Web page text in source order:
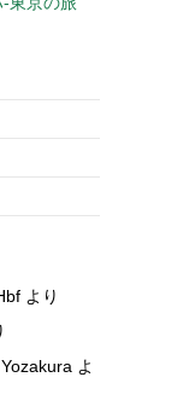
より
Yozakura よ